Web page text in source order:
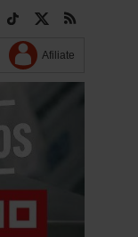
Afiliate